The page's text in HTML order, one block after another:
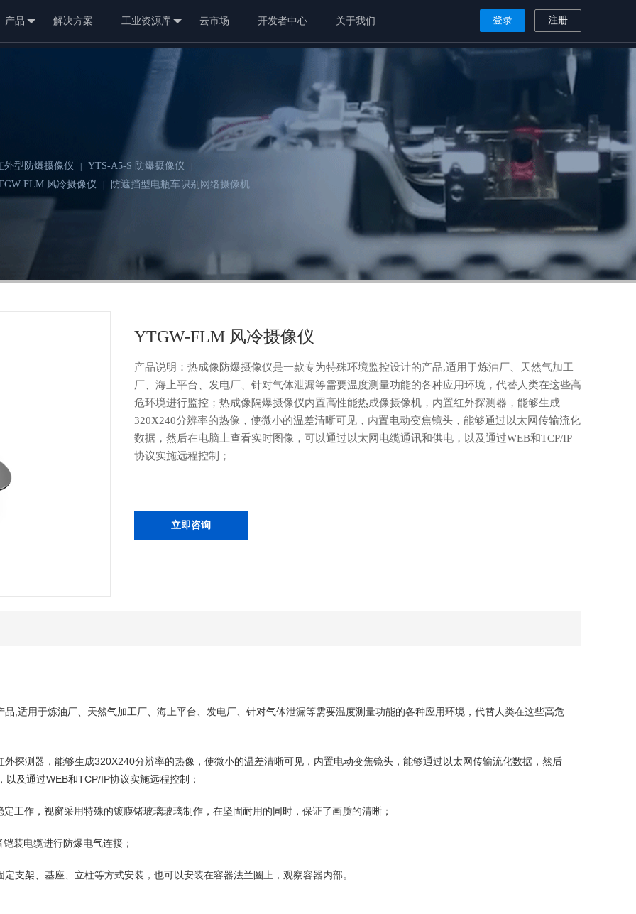
产品 解决方案 工业资源库 云市场 开发者中心 关于我们 登录 注册
外型防爆摄像仪 YTS-A5-S 防爆摄像仪
FLM 风冷摄像仪 防遮挡型电瓶车识别网络摄像机
YTGW-FLM 风冷摄像仪
产品说明：热成像防爆摄像仪是一款专为特殊环境监控设计的产品,适用于炼油厂、天然气加工
厂、海上平台、发电厂、针对气体泄漏等需要温度测量功能的各种应用环境，代替人类在这些高
危环境进行监控；热成像隔爆摄像仪内置高性能热成像摄像机，内置红外探测器，能够生成
320X240分辨率的热像，使微小的温差清晰可见，内置电动变焦镜头，能够通过以太网传输流化
数据，然后在电脑上查看实时图像，可以通过以太网电缆通讯和供电，以及通过WEB和TCP/IP
协议实施远程控制；
立即咨询
,适用于炼油厂、天然气加工厂、海上平台、发电厂、针对气体泄漏等需要温度测量功能的各种应用环境，代替人类在这些高危
探测器，能够生成320X240分辨率的热像，使微小的温差清晰可见，内置电动变焦镜头，能够通过以太网传输流化数据，然后
及通过WEB和TCP/IP协议实施远程控制；
作，视窗采用特殊的镀膜锗玻璃玻璃制作，在坚固耐用的同时，保证了画质的清晰；
装电缆进行防爆电气连接；
支架、基座、立柱等方式安装，也可以安装在容器法兰圈上，观察容器内部。